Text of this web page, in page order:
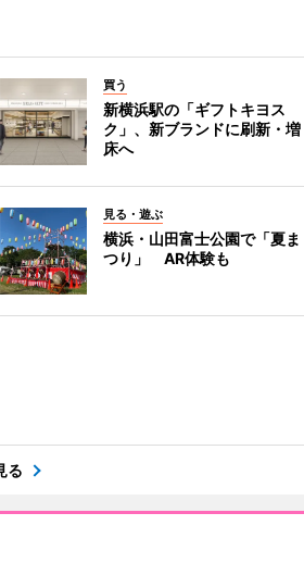
買う
新横浜駅の「ギフトキヨス
ク」、新ブランドに刷新・増
床へ
見る・遊ぶ
横浜・山田富士公園で「夏ま
つり」 AR体験も
る